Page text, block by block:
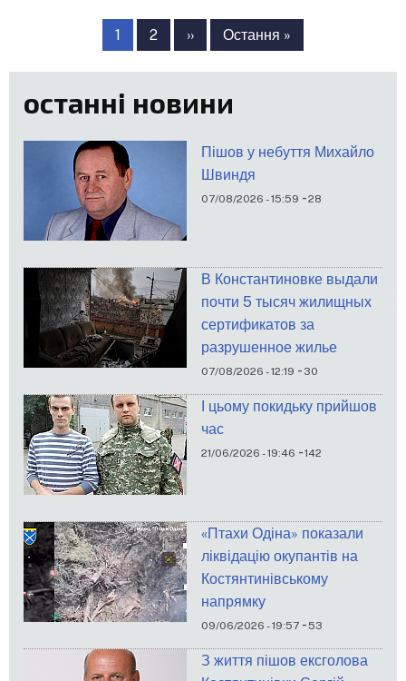
Сторінка
1 Сторінка
2
Наступна
››
Остання
Остання »
останні новини
Пішов у небуття Михайло
Швиндя
07/08/2026 - 15:59 -28
В Константиновке выдали
почти 5 тысяч жилищных
сертификатов за
разрушенное жилье
07/08/2026 - 12:19 - 30
І цьому покидьку прийшов
час
21/06/2026 - 19:46 -142
«Птахи Одіна» показали
ліквідацію окупантів на
Костянтинівському
напрямку
09/06/2026 - 19:57 -53
З життя пішов ексголова